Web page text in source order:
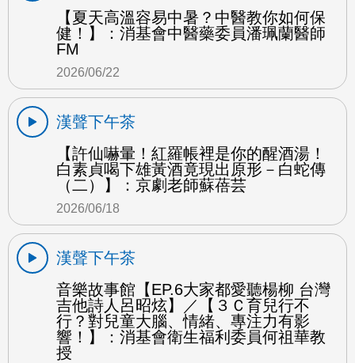
【夏天高溫容易中暑？中醫教你如何保
健！】：消基會中醫藥委員潘珮蘭醫師
FM
2026/06/22
漢聲下午茶
【許仙嚇暈！紅羅帳裡是你的醒酒湯！
白素貞喝下雄黃酒竟現出原形－白蛇傳
（二）】：京劇老師蘇蓓芸
2026/06/18
漢聲下午茶
音樂故事館【EP.6大家都愛聽楊柳 台灣
吉他詩人呂昭炫】／【３Ｃ育兒行不
行？對兒童大腦、情緒、專注力有影
響！】：消基會衛生福利委員何祖華教
授